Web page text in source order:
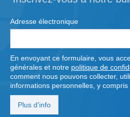
Adresse électronique
En envoyant ce formulaire, vous
générales et notre politique de
comment nous pouvons collecter,
informations personnelles, y compris